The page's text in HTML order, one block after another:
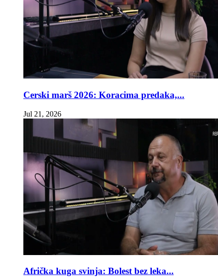
Cerski marš 2026: Koracima predaka,...
Jul 21, 2026
Afrička kuga svinja: Bolest bez leka...